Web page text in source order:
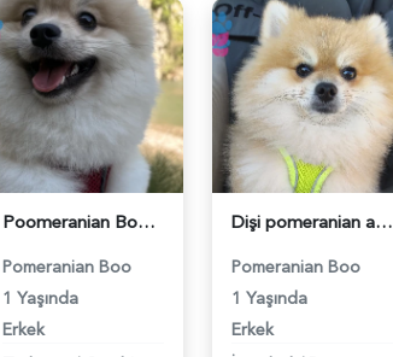
Poomeranian Boo 1 Yaşında Erkek Köpeğim Eş Arıyor - 118984099
Pomeranian Boo
1 Yaşında
Erkek
Dişi pomeranian aranıyor ciflestirmek için 3 kg - 118984387
Pomeranian Boo
1 Yaşında
Erkek